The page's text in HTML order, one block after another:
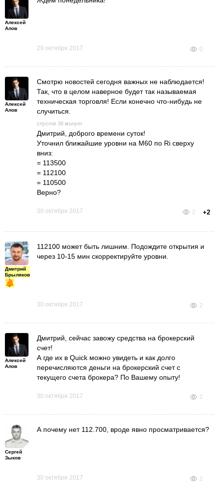
Алексей
Алов
29 октября 2017 0
Алексей
Алов
Смотрю новостей сегодня важных не наблюдается!
Так, что в целом наверное будет так называемая
техническая торговля! Если конечно что-нибудь не
случиться.
спустя 36 минут
Дмитрий, доброго времени суток!
Уточнил ближайшие уровни на М60 по Ri сверху
вниз:
= 113500
= 112100
= 110500
Верно?
30 октября 2017 2 +2
Дмитрий
Брыляков
112100 может быть лишним. Подождите открытия и
через 10-15 мин скорректируйте уровни.
30 октября 2017 2
Алексей
Алов
Дмитрий, сейчас завожу средства на брокерский
счет!
А где их в Quick можно увидеть и как долго
перечисляются деньги на брокерский счет с
текущего счета брокера? По Вашему опыту!
30 октября 2017 2
Сергей
Зыков
А почему нет 112.700, вроде явно просматривается?
30 октября 2017 2